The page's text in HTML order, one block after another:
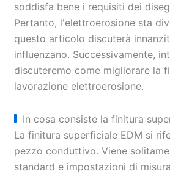
soddisfa bene i requisiti dei
Pertanto, l'elettroerosione sta
questo articolo discuterà
influenzano. Successivamente,
discuteremo come migliorare la
lavorazione elettroerosione.
In cosa consiste la finitura
La finitura superficiale EDM si
pezzo conduttivo. Viene
standard e impostazioni di